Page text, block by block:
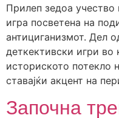
Прилеп зедоа
игра посветена на
антициганизмот. Дел
деткективски игри
историското потекло
ставајќи акцент на
Започна